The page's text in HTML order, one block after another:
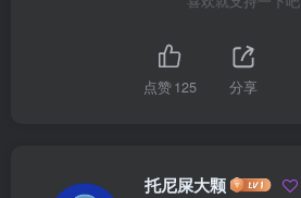
点赞125 分享
托尼屎大颗